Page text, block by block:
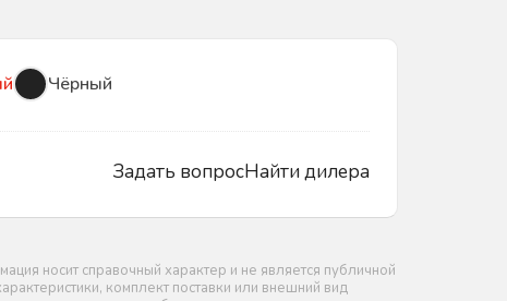
Чёрный
Задать вопросНайти дилера
носит справочный характер и не является публичной
комплект поставки или внешний вид